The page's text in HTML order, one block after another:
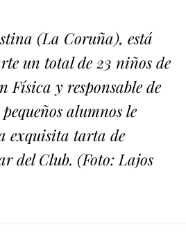
(La Coruña), está
un total de 23 niños de
Física y responsable de
alumnos le
exquisita tarta de
del Club. (Foto: Lajos